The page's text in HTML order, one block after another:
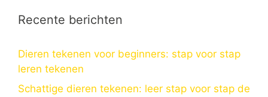
Recente berichten
Dieren tekenen voor beginners: stap voor stap
leren tekenen
Schattige dieren tekenen: leer stap voor stap de